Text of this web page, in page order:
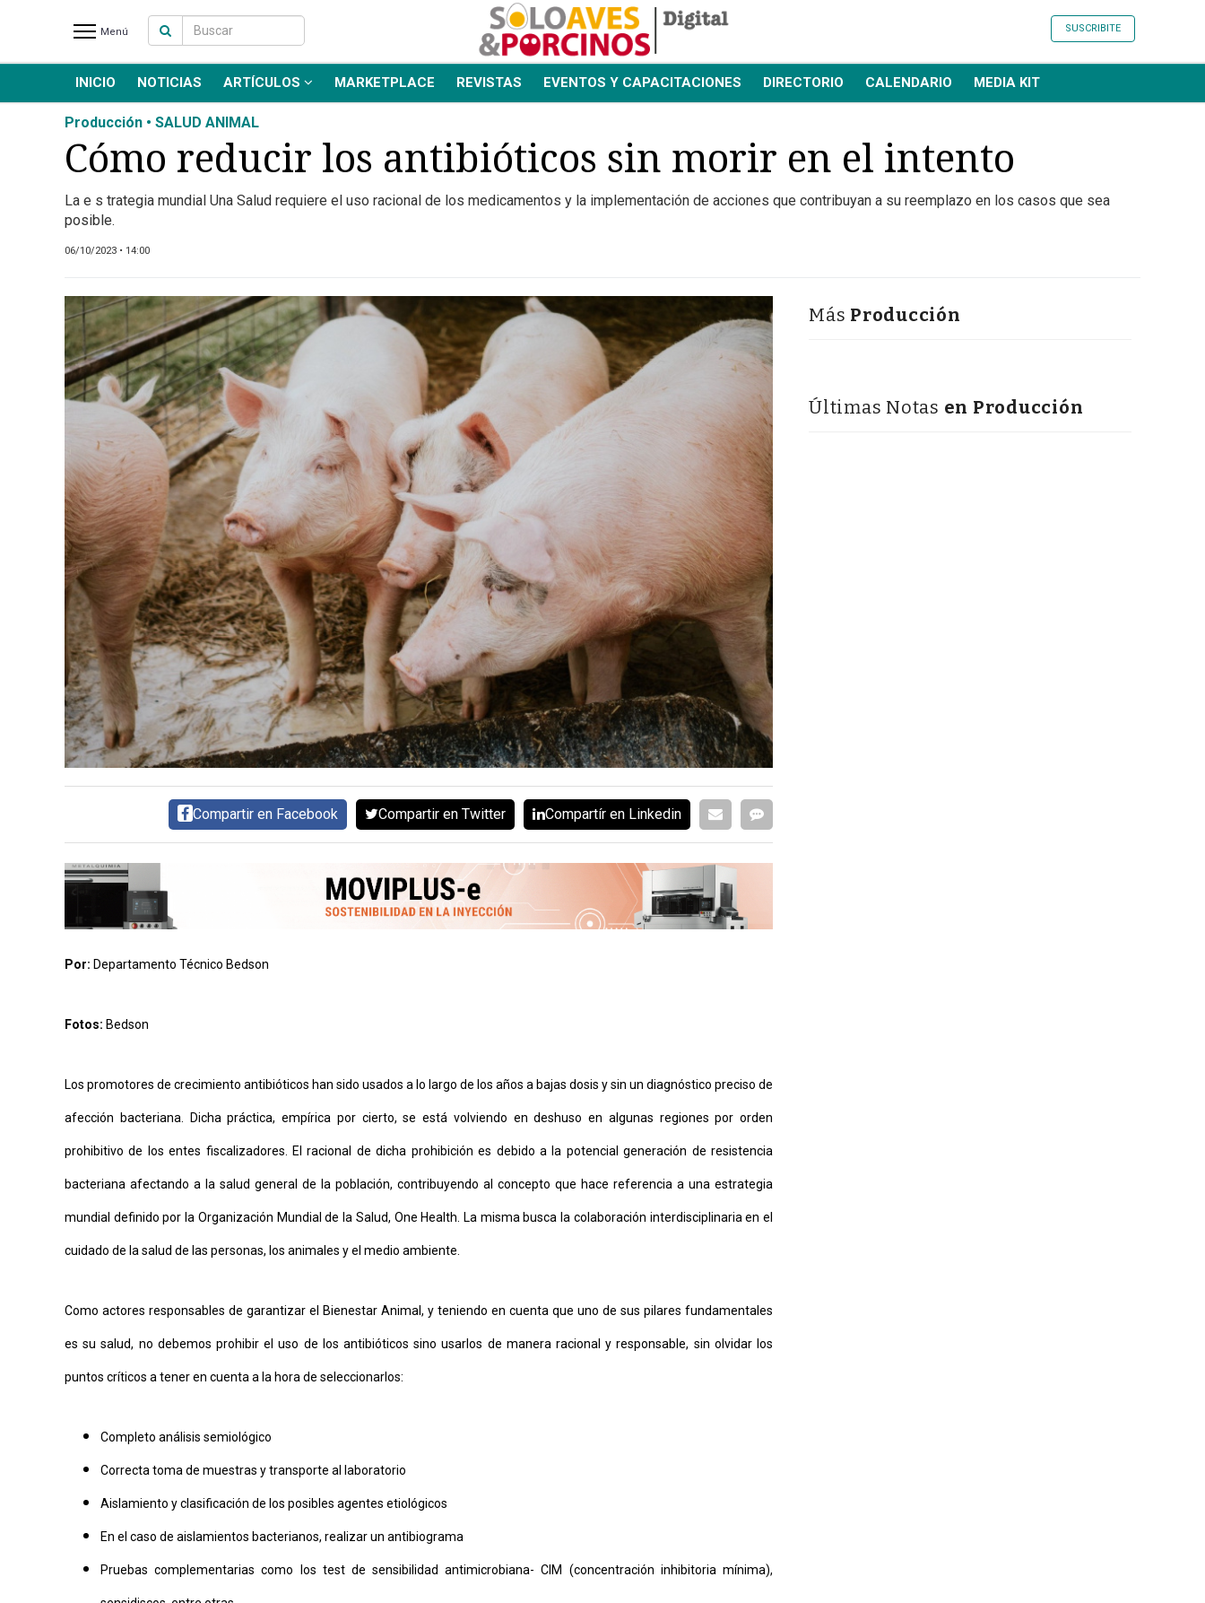
NOTICIAS RECIENTES
NOTICIAS
ARTÍCULOS
PRODUCCIÓN
PROCESO
PRODUCTO
MARKETPLACE
REVISTAS
EVENTOS Y
CAPACITACIONES
DIRECTORIO
CALENDARIO
MEDIA KIT
SERVICIOS
CONTÁCTENOS
TÉRMINOS
CONDICIONES
POLÍTICAS
PRIVACIDAD
SMARTPHONE
Menú SUSCRIBITE
INICIO NOTICIAS ARTÍCULOS MARKETPLACE REVISTAS EVENTOS Y CAPACITACIONES DIRECTORIO CALENDARIO MEDIA KIT
Producción • SALUD ANIMAL
Cómo reducir los antibióticos sin morir en el intento
La e s trategia mundial Una Salud requiere el uso racional de los medicamentos y la implementación de acciones que contribuyan a su reemplazo en los casos que sea
posible.
06/10/2023 • 14:00
Compartir en Facebook Compartir en Twitter Compartír en Linkedin
Por: Departamento Técnico Bedson
Fotos: Bedson
Los promotores de crecimiento antibióticos han sido usados a lo largo de los años a bajas dosis y sin un diagnóstico preciso de
afección bacteriana. Dicha práctica, empírica por cierto, se está volviendo en deshuso en algunas regiones por orden
prohibitivo de los entes fiscalizadores. El racional de dicha prohibición es debido a la potencial generación de resistencia
bacteriana afectando a la salud general de la población, contribuyendo al concepto que hace referencia a una estrategia
mundial definido por la Organización Mundial de la Salud, One Health. La misma busca la colaboración interdisciplinaria en el
cuidado de la salud de las personas, los animales y el medio ambiente.
Como actores responsables de garantizar el Bienestar Animal, y teniendo en cuenta que uno de sus pilares fundamentales
es su salud, no debemos prohibir el uso de los antibióticos sino usarlos de manera racional y responsable, sin olvidar los
puntos críticos a tener en cuenta a la hora de seleccionarlos:
Completo análisis semiológico
Correcta toma de muestras y transporte al laboratorio
Aislamiento y clasificación de los posibles agentes etiológicos
En el caso de aislamientos bacterianos, realizar un antibiograma
Pruebas complementarias como los test de sensibilidad antimicrobiana- CIM (concentración inhibitoria mínima),
Más Producción
Últimas Notas en Producción